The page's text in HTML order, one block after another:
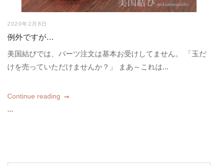
2020年2月8日
例外ですが…
美国結びでは、パーツ注文は基本お受けしてません。 「玉だ
けを売っていただけませんか？」 まあ～これは...
Continue reading
...